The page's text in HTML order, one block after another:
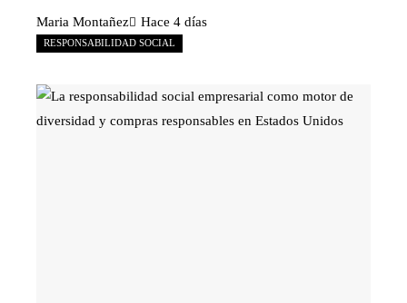
Maria Montañez Hace 4 días
RESPONSABILIDAD SOCIAL